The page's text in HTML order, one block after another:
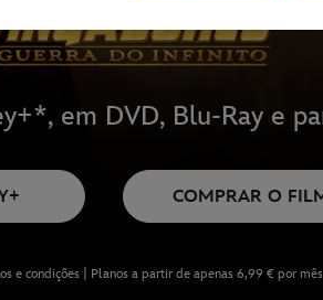
em DVD, Blu-Ray e
COMPRAR O
e condições | Planos a partir de apenas 6,99 € por mês